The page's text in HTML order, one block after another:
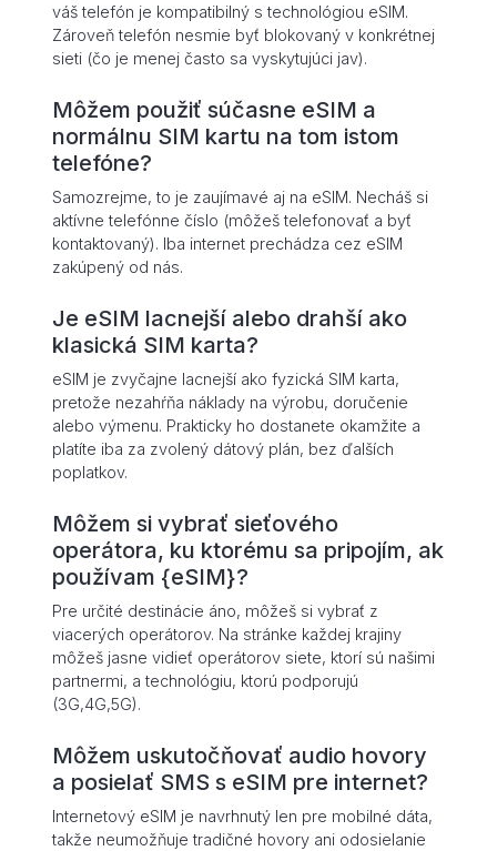
váš telefón je kompatibilný s technológiou eSIM.
Zároveň telefón nesmie byť blokovaný v konkrétnej
sieti (čo je menej často sa vyskytujúci jav).
Môžem použiť súčasne eSIM a
normálnu SIM kartu na tom istom
telefóne?
Samozrejme, to je zaujímavé aj na eSIM. Necháš si
aktívne telefónne číslo (môžeš telefonovať a byť
kontaktovaný). Iba internet prechádza cez eSIM
zakúpený od nás.
Je eSIM lacnejší alebo drahší ako
klasická SIM karta?
eSIM je zvyčajne lacnejší ako fyzická SIM karta,
pretože nezahŕňa náklady na výrobu, doručenie
alebo výmenu. Prakticky ho dostanete okamžite a
platíte iba za zvolený dátový plán, bez ďalších
poplatkov.
Môžem si vybrať sieťového
operátora, ku ktorému sa pripojím, ak
používam {eSIM}?
Pre určité destinácie áno, môžeš si vybrať z
viacerých operátorov. Na stránke každej krajiny
môžeš jasne vidieť operátorov siete, ktorí sú našimi
partnermi, a technológiu, ktorú podporujú
(3G,4G,5G).
Môžem uskutočňovať audio hovory
a posielať SMS s eSIM pre internet?
Internetový eSIM je navrhnutý len pre mobilné dáta,
takže neumožňuje tradičné hovory ani odosielanie